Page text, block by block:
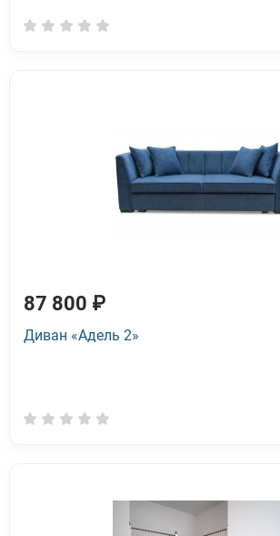
87 800 ₽
Диван «Адель 2»